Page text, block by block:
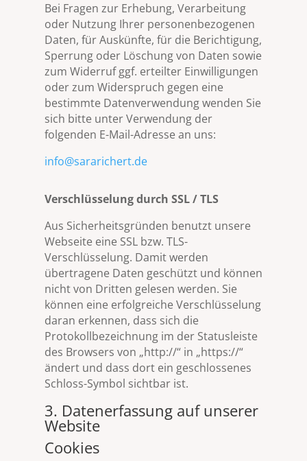
Bei Fragen zur Erhebung, Verarbeitung
oder Nutzung Ihrer personenbezogenen
Daten, für Auskünfte, für die Berichtigung,
Sperrung oder Löschung von Daten sowie
zum Widerruf ggf. erteilter Einwilligungen
oder zum Widerspruch gegen eine
bestimmte Datenverwendung wenden Sie
sich bitte unter Verwendung der
folgenden E-Mail-Adresse an uns:
info@sararichert.de
Verschlüsselung durch SSL / TLS
Aus Sicherheitsgründen benutzt unsere
Webseite eine SSL bzw. TLS-
Verschlüsselung. Damit werden
übertragene Daten geschützt und können
nicht von Dritten gelesen werden. Sie
können eine erfolgreiche Verschlüsselung
daran erkennen, dass sich die
Protokollbezeichnung im der Statusleiste
des Browsers von „http://“ in „https://“
ändert und dass dort ein geschlossenes
Schloss-Symbol sichtbar ist.
3. Datenerfassung auf unserer
Website
Cookies